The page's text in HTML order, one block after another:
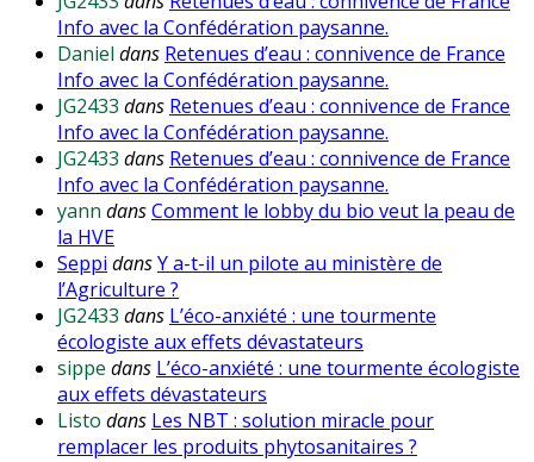
Info avec la Confédération paysanne.
Daniel dans Retenues d’eau : connivence de France
Info avec la Confédération paysanne.
JG2433 dans Retenues d’eau : connivence de France
Info avec la Confédération paysanne.
JG2433 dans Retenues d’eau : connivence de France
Info avec la Confédération paysanne.
yann dansComment le lobby du bio veut la peau de
la HVE
Seppi dansY a-t-il un pilote au ministère de
l’Agriculture ?
JG2433 dans L’éco-anxiété : une tourmente
écologiste aux effets dévastateurs
sippe dans L’éco-anxiété : une tourmente écologiste
aux effets dévastateurs
Listo dans Les NBT : solution miracle pour
remplacer les produits phytosanitaires ?